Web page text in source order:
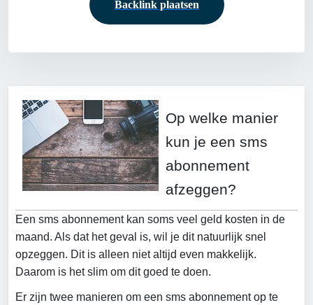
Backlink plaatsen
Op welke manier
kun je een sms
abonnement
afzeggen?
Een sms abonnement kan soms veel geld kosten in de
maand. Als dat het geval is, wil je dit natuurlijk snel
opzeggen. Dit is alleen niet altijd even makkelijk.
Daarom is het slim om dit goed te doen.
Er zijn twee manieren om een sms abonnement op te